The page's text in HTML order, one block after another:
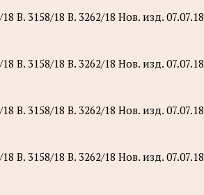
B. 3158/18 B. 3262/18 Нов. изд. 07.07.18
B. 3158/18 B. 3262/18 Нов. изд. 07.07.18
B. 3158/18 B. 3262/18 Нов. изд. 07.07.18
B. 3158/18 B. 3262/18 Нов. изд. 07.07.18